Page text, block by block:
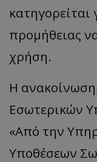
κατηγορείται
προμήθειας
χρήση.
Η
Εσωτερικών
«Από την
Υποθέσεων